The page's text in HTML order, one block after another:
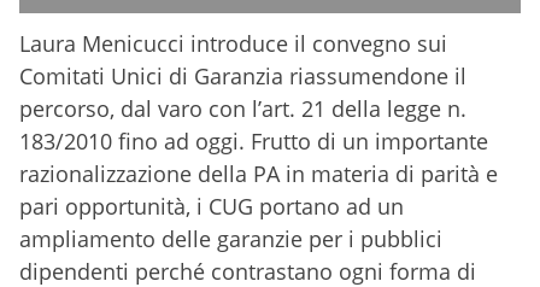
Laura Menicucci introduce il convegno sui
Comitati Unici di Garanzia riassumendone il
percorso, dal varo con l’art. 21 della legge n.
183/2010 fino ad oggi. Frutto di un importante
razionalizzazione della PA in materia di parità e
pari opportunità, i CUG portano ad un
ampliamento delle garanzie per i pubblici
dipendenti perché contrastano ogni forma di